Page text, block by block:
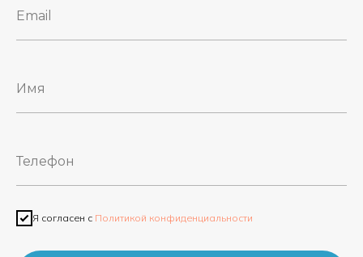
Я согласен с Политикой конфиденциальности